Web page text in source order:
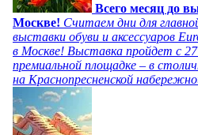
Всего месяц до
Москве! Считаем дни для
выставки обуви и аксессуаров
в Москве! Выставка пройдет с
премиальной площадке – в
на Краснопресненской